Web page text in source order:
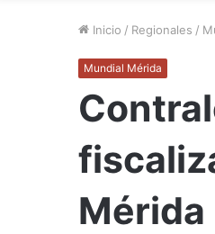
Inicio / Regionales /
Mundial Mérida
Mérida